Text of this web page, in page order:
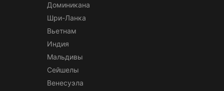
Доминикана
Шри-Ланка
Вьетнам
Индия
Мальдивы
Сейшелы
Венесуэла